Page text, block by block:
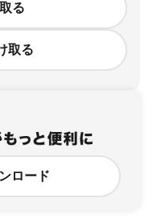
る
取る
ロード